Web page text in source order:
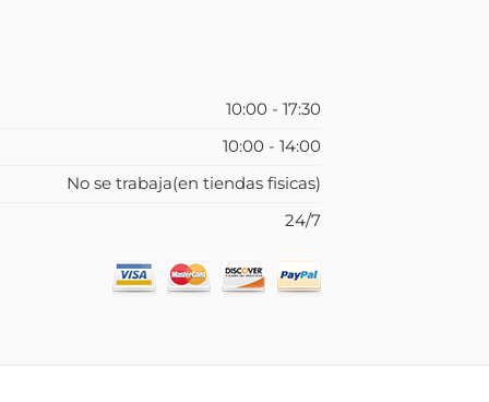
10:00 - 17:30
10:00 - 14:00
No se trabaja(en tiendas fisicas)
24/7